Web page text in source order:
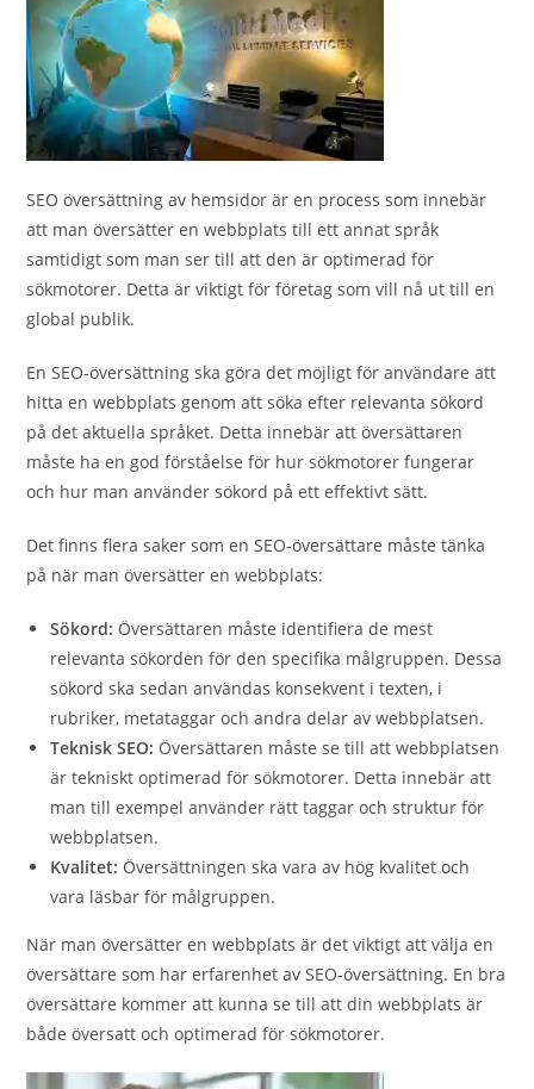
SEO översättning av hemsidor är en process som innebär
att man översätter en webbplats till ett annat språk
samtidigt som man ser till att den är optimerad för
sökmotorer. Detta är viktigt för företag som vill nå ut till en
global publik.
En SEO-översättning ska göra det möjligt för användare att
hitta en webbplats genom att söka efter relevanta sökord
på det aktuella språket. Detta innebär att översättaren
måste ha en god förståelse för hur sökmotorer fungerar
och hur man använder sökord på ett effektivt sätt.
Det finns flera saker som en SEO-översättare måste tänka
på när man översätter en webbplats:
Sökord: Översättaren måste identifiera de mest
relevanta sökorden för den specifika målgruppen. Dessa
sökord ska sedan användas konsekvent i texten, i
rubriker, metataggar och andra delar av webbplatsen.
Teknisk SEO: Översättaren måste se till att webbplatsen
är tekniskt optimerad för sökmotorer. Detta innebär att
man till exempel använder rätt taggar och struktur för
webbplatsen.
Kvalitet: Översättningen ska vara av hög kvalitet och
vara läsbar för målgruppen.
När man översätter en webbplats är det viktigt att välja en
översättare som har erfarenhet av SEO-översättning. En bra
översättare kommer att kunna se till att din webbplats är
både översatt och optimerad för sökmotorer.